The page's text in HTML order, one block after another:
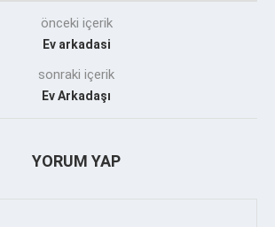
önceki içerik
Ev arkadasi
sonraki içerik
Ev Arkadaşı
YORUM YAP